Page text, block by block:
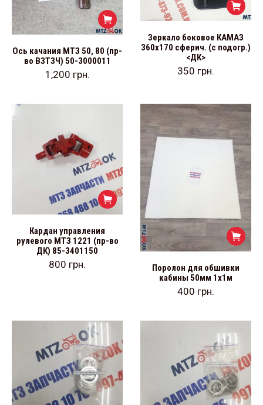
Ось качания МТЗ 50, 80 (пр-
во ВЗТЗЧ) 50-3000011
1,200 грн.
Зеркало боковое КАМАЗ
360х170 сферич. (с подогр.)
<ДК>
350 грн.
Кардан управления
рулевого МТЗ 1221 (пр-во
ДК) 85-3401150
800 грн.
Поролон для обшивки
кабины 50мм 1х1м
400 грн.